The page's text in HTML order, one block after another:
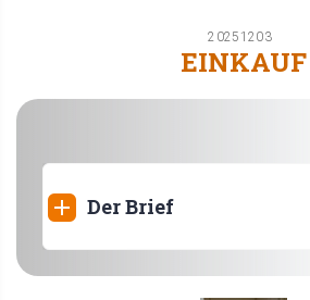
20251203
EINKAUF
Der Brief